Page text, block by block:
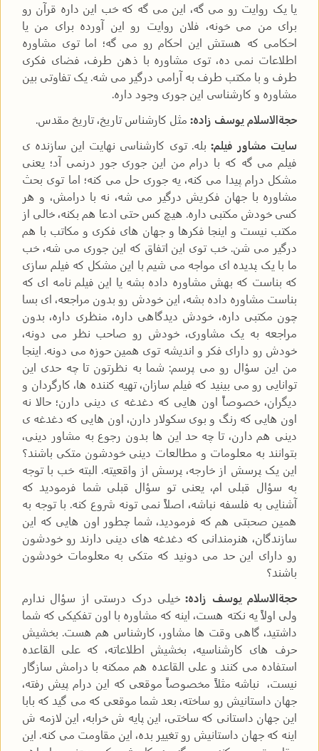
یا یک روایت رو می گه، این می گه که خب این داره قرآن رو
برای من می خونه، فلان روایت رو این آورده برای من یا
احکامی که هستش این احکام رو می گه؛ اما توی مشاوره
اطلاعات نمی ده، توی مشاوره با ذهن طرف، فضای فکری
طرف و با مکتب طرف به آرامی درگیر می شه. یک تفاوتی بین
مشاوره و کارشناسی این جوری وجود داره.
حجةالاسلام یوسف زاده: مثل کارشناس تاریخ، تاریخ مقدس.
سایت مشاور فیلم: بله. توی کارشناسی نهایت این سازنده ی
فیلم می گه که با درام من این جوری جور درنمی آد؛ یعنی
مشکل درام پیدا می کنه، یه جوری حل می کنه؛ اما توی بحث
مشاوره با جهان فکریش درگیر می شه، نه با درامش، و هر
کسی خودش مکتبی داره. هیچ کس حتی ادعا هم بکنه، خالی از
مکتب نیست و اینجا فکرها و جهان های فکری و مکاتب با هم
درگیر می شن. خب توی این اتفاق که این جوری می شه، خب
ما با یک پدیده ای مواجه می شیم با این مشکل که فیلم سازی
که بناست که بهش مشاوره داده بشه یا این فیلم نامه ای که
بناست مشاوره داده بشه، این خودش رو بدون مراجعه، ای بسا
چون مکتبی داره، خودش دیدگاهی داره، منظری داره، بدون
مراجعه به یک مشاوری، خودش رو صاحب نظر می دونه،
خودش رو دارای فکر و اندیشه توی همین حوزه می دونه. اینجا
من این سؤال رو می پرسم: شما به نظرتون تا چه حدی این
توانایی رو می بینید که فیلم سازان، تهیه کننده ها، کارگردان و
دیگران، خصوصاً اون هایی که دغدغه ی دینی دارن؛ حالا نه
اون هایی که رنگ و بوی سکولار دارن، اون هایی که دغدغه ی
دینی هم دارن، تا چه حد این ها بدون رجوع به مشاور دینی،
بتوانند به معلومات و مطالعات دینی خودشون متکی باشند؟
این یک پرسش از خارجه، پرسش از واقعیته. البته خب با توجه
به سؤال قبلی ام، یعنی تو سؤال قبلی شما فرمودید که
آشنایی به فلسفه نباشه، اصلاً نمی تونه شروع کنه. با توجه به
همین صحبتی هم که فرمودید، شما چطور اون هایی که این
سازندگان، هنرمندانی که دغدغه های دینی دارند رو خودشون
رو دارای این حد می دونید که متکی به معلومات خودشون
باشند؟
حجةالاسلام یوسف زاده: خیلی درک درستی از سؤال ندارم
ولی اولاً یه نکته هست، اینه که مشاوره با اون تفکیکی که شما
داشتید، گاهی وقت ها مشاور، کارشناس هم هست. بخشیش
حرف های کارشناسیه، بخشیش اطلاعاته، که علی القاعده
استفاده می کنند و علی القاعده هم ممکنه با درامش سازگار
نیست، نباشه مثلاً مخصوصاً موقعی که این درام پیش رفته،
جهان داستانیش رو ساخته، بعد شما موقعی که می گید که بابا
این جهان داستانی که ساختی، این پایه ش خرابه، این لازمه ش
اینه که جهان داستانیش رو تغییر بده، این مقاومت می کنه. این